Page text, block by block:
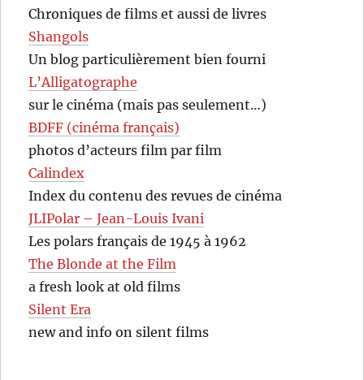
Chroniques de films et aussi de livres
Shangols
Un blog particulièrement bien fourni
L’Alligatographe
sur le cinéma (mais pas seulement…)
BDFF (cinéma français)
photos d’acteurs film par film
Calindex
Index du contenu des revues de cinéma
JLIPolar – Jean-Louis Ivani
Les polars français de 1945 à 1962
The Blonde at the Film
a fresh look at old films
Silent Era
new and info on silent films